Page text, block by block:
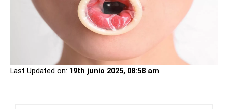
Last Updated on: 19th junio 2025, 08:58 am